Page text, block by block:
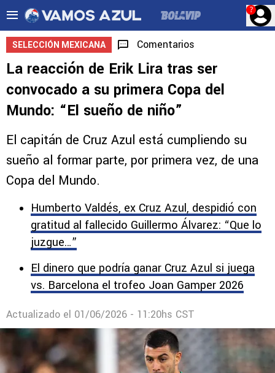
?
SELECCIÓN MEXICANA Comentarios
La reacción de Erik Lira tras ser
convocado a su primera Copa del
Mundo: “El sueño de niño”
El capitán de Cruz Azul está cumpliendo su
sueño al formar parte, por primera vez, de una
Copa del Mundo.
Humberto Valdés, ex Cruz Azul, despidió con
gratitud al fallecido Guillermo Álvarez: “Que lo
juzgue…”
El dinero que podría ganar Cruz Azul si juega
vs. Barcelona el trofeo Joan Gamper 2026
Actualizado el 01/06/2026 - 11:20hs CST